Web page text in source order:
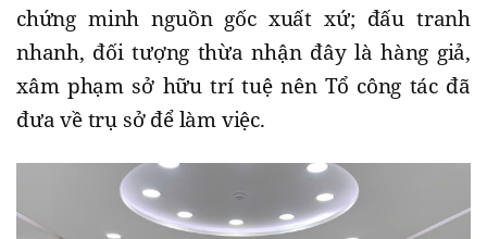
chứng minh nguồn gốc xuất xứ; đấu tranh
nhanh, đối tượng thừa nhận đây là hàng giả,
xâm phạm sở hữu trí tuệ nên Tổ công tác đã
đưa về trụ sở để làm việc.